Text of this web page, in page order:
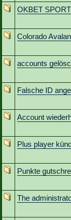
OKBET
Colorado
accounts
Falsche ID
Account
Plus player
Punkte
The